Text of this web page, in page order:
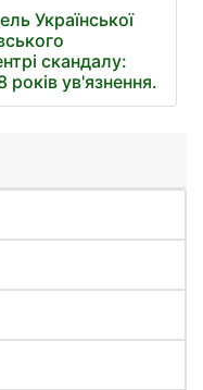
Української
скандалу:
ув'язнення.